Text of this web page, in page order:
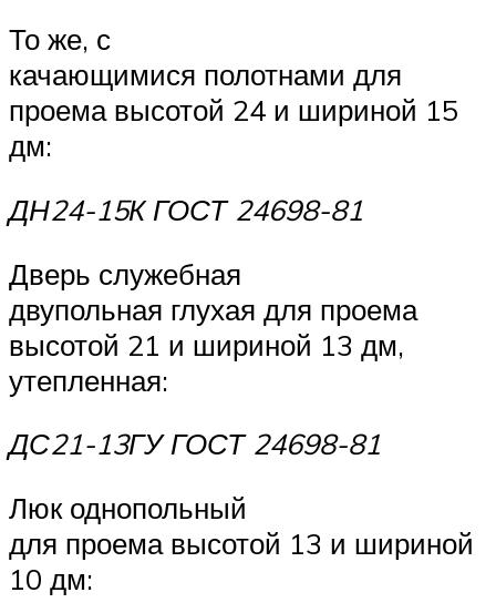
То же, с
качающимися полотнами для
проема высотой 24 и шириной 15
дм:
ДН24-15К ГОСТ 24698-81
Дверь служебная
двупольная глухая для проема
высотой 21 и шириной 13 дм,
утепленная:
ДС21-13ГУ ГОСТ 24698-81
Люк однопольный
для проема высотой 13 и шириной
10 дм: